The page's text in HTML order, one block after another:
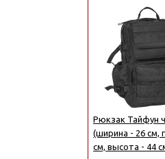
Рюкзак Тайфун
(ширина - 26 см,
см, высота - 44